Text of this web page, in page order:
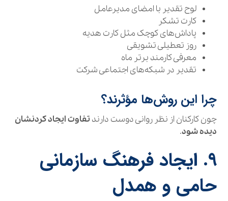
لوح تقدیر با امضای مدیرعامل
کارت تشکر
پاداش‌های کوچک مثل کارت هدیه
روز تعطیلی تشویقی
معرفی کارمند برتر ماه
تقدیر در شبکه‌های اجتماعی شرکت
چرا این روش‌ها مؤثرند؟
چون کارکنان از نظر روانی دوست دارند تفاوت ایجاد کردنشان
دیده شود.
۹. ایجاد فرهنگ سازمانی
حامی و همدل